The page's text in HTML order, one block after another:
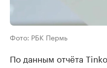
Фото: РБК Пермь
По данным отчёта